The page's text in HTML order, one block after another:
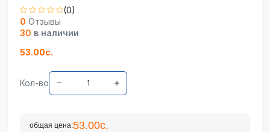
(0)
0 Отзывы
30 в наличии
53.00с.
Кол-во
общая цена:53.00с.